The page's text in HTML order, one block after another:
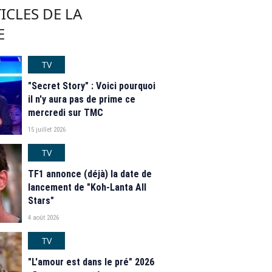
DE LA
TV
"Secret Story" : Voici pourquoi
il n'y aura pas de prime ce
mercredi sur TMC
15 juillet 2026
TV
TF1 annonce (déjà) la date de
lancement de "Koh-Lanta All
Stars"
4 août 2026
TV
"L'amour est dans le pré" 2026